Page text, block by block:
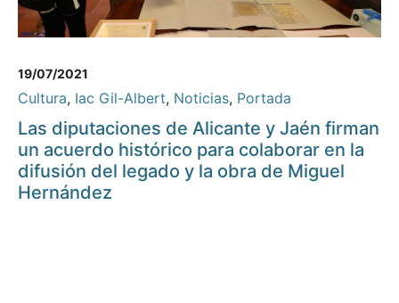
19/07/2021
Cultura, Iac Gil-Albert, Noticias, Portada
Las diputaciones de Alicante y Jaén firman
un acuerdo histórico para colaborar en la
difusión del legado y la obra de Miguel
Hernández